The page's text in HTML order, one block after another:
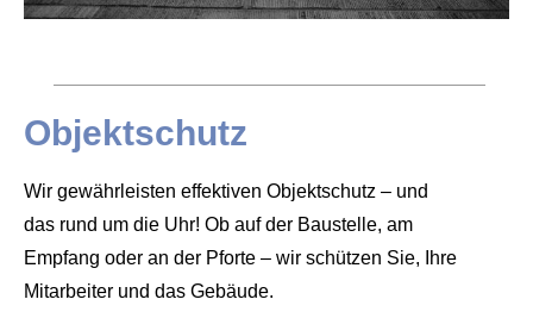
Objektschutz
Wir gewährleisten effektiven Objektschutz – und
das rund um die Uhr! Ob auf der Baustelle, am
Empfang oder an der Pforte – wir schützen Sie, Ihre
Mitarbeiter und das Gebäude.